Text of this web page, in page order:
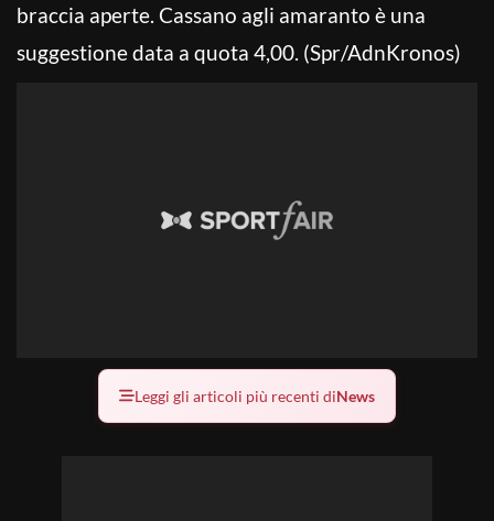
braccia aperte. Cassano agli amaranto è una
suggestione data a quota 4,00. (Spr/AdnKronos)
Leggi gli articoli più recenti diNews